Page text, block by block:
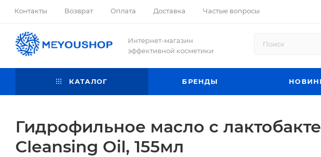
Контакты Возврат Оплата Доставка Частые вопросы
Интернет-магазин
эффективной косметики
КАТАЛОГ БРЕНДЫ
Гидрофильное масло с
Cleansing Oil, 155мл